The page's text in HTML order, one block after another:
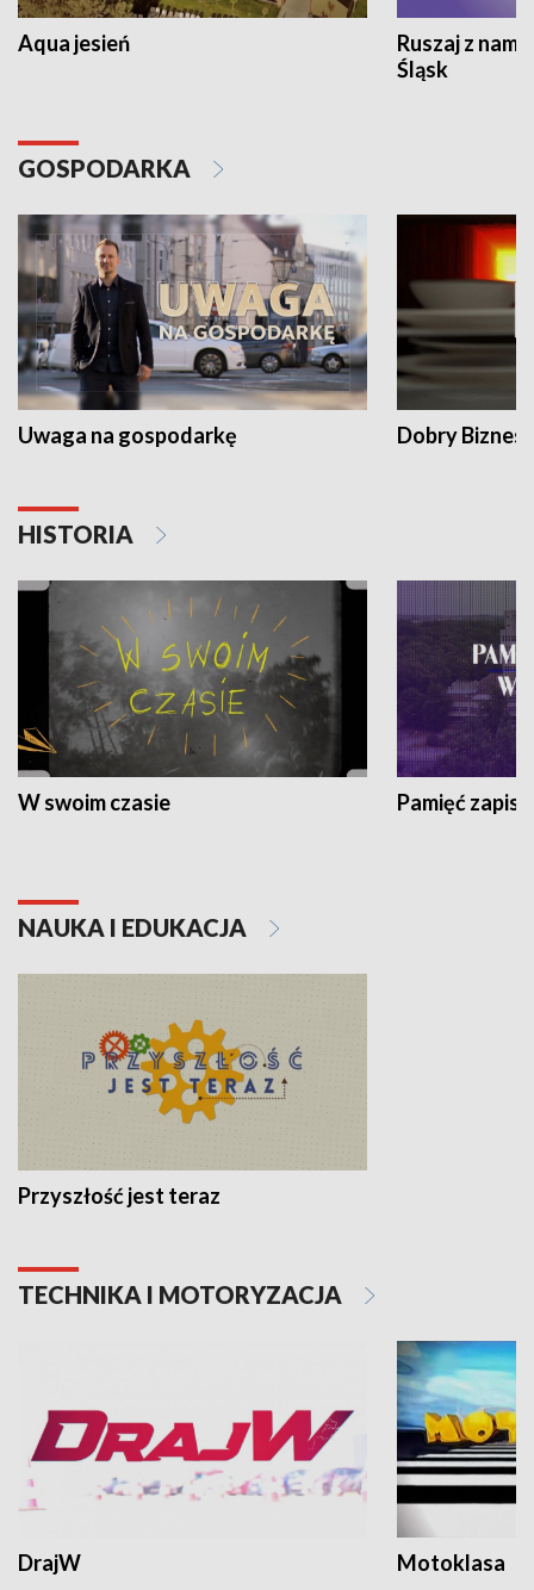
Aqua jesień
Ruszaj z
Śląsk
GOSPODARKA
Uwaga na gospodarkę Dobry Biznes
HISTORIA
W swoim czasie Pamięć
NAUKA I EDUKACJA
Przyszłość jest teraz
TECHNIKA I MOTORYZACJA
DrajW Motoklasa